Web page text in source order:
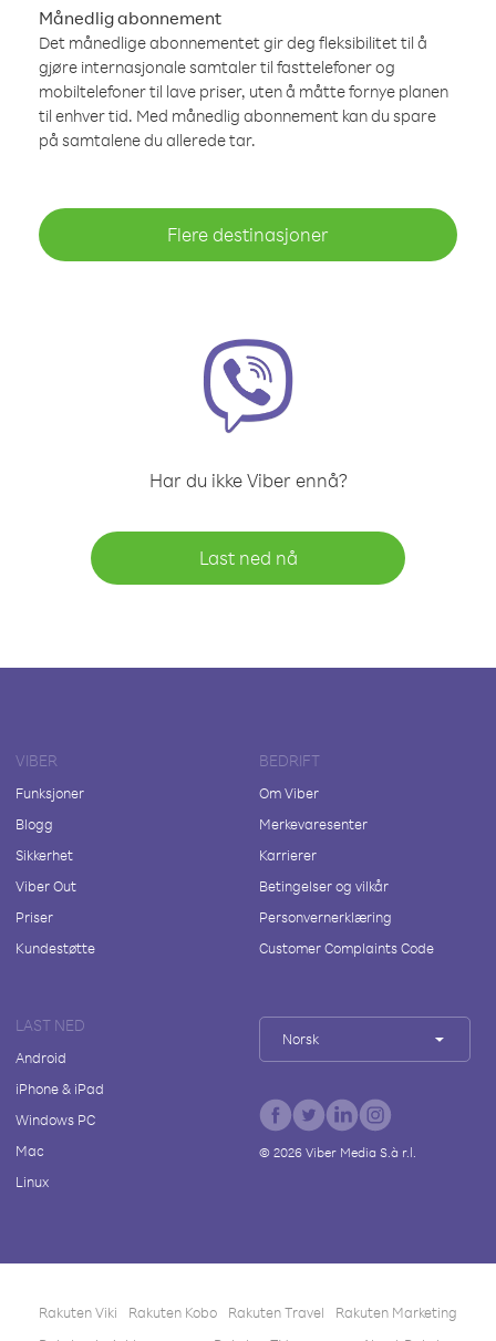
Månedlig abonnement
Det månedlige abonnementet gir deg fleksibilitet til å
gjøre internasjonale samtaler til fasttelefoner og
mobiltelefoner til lave priser, uten å måtte fornye planen
til enhver tid. Med månedlig abonnement kan du spare
på samtalene du allerede tar.
Flere destinasjoner
Har du ikke Viber ennå?
Last ned nå
VIBER
Funksjoner
Blogg
Sikkerhet
Viber Out
Priser
Kundestøtte
BEDRIFT
Om Viber
Merkevaresenter
Karrierer
Betingelser og vilkår
Personvernerklæring
Customer Complaints Code
LAST NED
Android
iPhone & iPad
Windows PC
Mac
Linux
Norsk
© 2026Viber Media S.à r.l.
Rakuten Viki Rakuten Kobo Rakuten Travel
Rakuten Marketing